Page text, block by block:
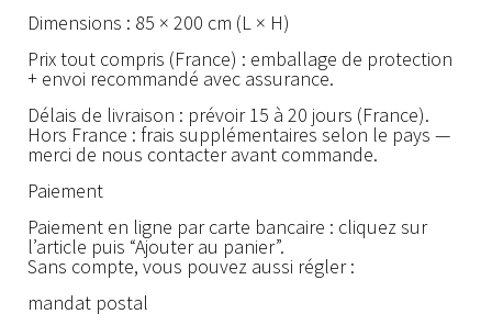
Dimensions : 85 × 200 cm (L × H)
Prix tout compris (France) : emballage de protection
+ envoi recommandé avec assurance.
Délais de livraison : prévoir 15 à 20 jours (France).
Hors France : frais supplémentaires selon le pays —
merci de nous contacter avant commande.
Paiement
Paiement en ligne par carte bancaire : cliquez sur
l’article puis “Ajouter au panier”.
Sans compte, vous pouvez aussi régler :
mandat postal